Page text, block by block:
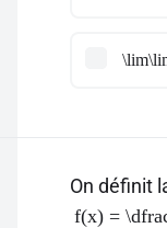
On définit
f(x) =